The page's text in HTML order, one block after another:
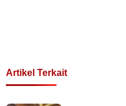
Artikel Terkait